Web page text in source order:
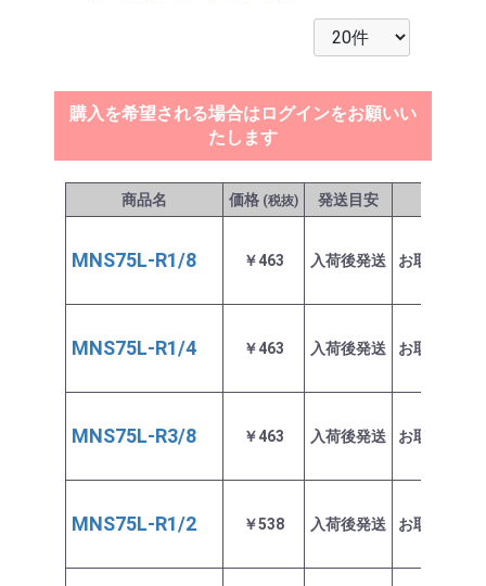
購入を希望される場合はログインをお願いい
たします
商品名 価格 (税抜) 発送目安
MNS75L-R1/8 ￥463 入荷後発送 お取り寄せ
MNS75L-R1/4 ￥463 入荷後発送 お取り寄せ
MNS75L-R3/8 ￥463 入荷後発送 お取り寄せ
MNS75L-R1/2 ￥538 入荷後発送 お取り寄せ